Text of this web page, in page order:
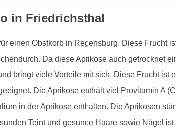
in Friedrichsthal
einen Obstkorb in Regensburg. Diese Frucht
Da diese Aprikose auch getrocknet
bringt viele Vorteile mit sich. Diese Frucht ist
Die Aprikose enthält viel Provitamin A
in der Aprikose enthalten. Die Aprikosen
Teint und gesunde Haare sowie Nägel ist